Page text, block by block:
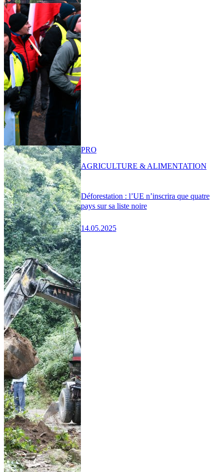
Déforestation : l’UE n’inscrira que quatre
pays sur sa liste noire
14.05.2025
PRO
AGRICULTURE & ALIMENTATION